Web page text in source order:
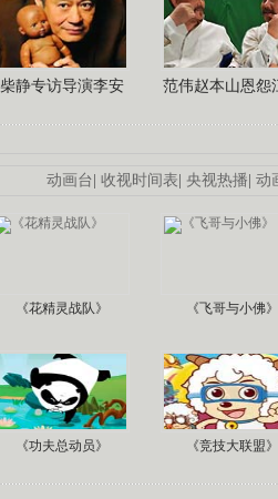
柴静专访导演李安 范伟赵本山恩怨
动画台 收视时间表 央视热播 动
《花精灵战队》 《飞哥与小佛》
《功夫总动员》 《竞技大联盟》